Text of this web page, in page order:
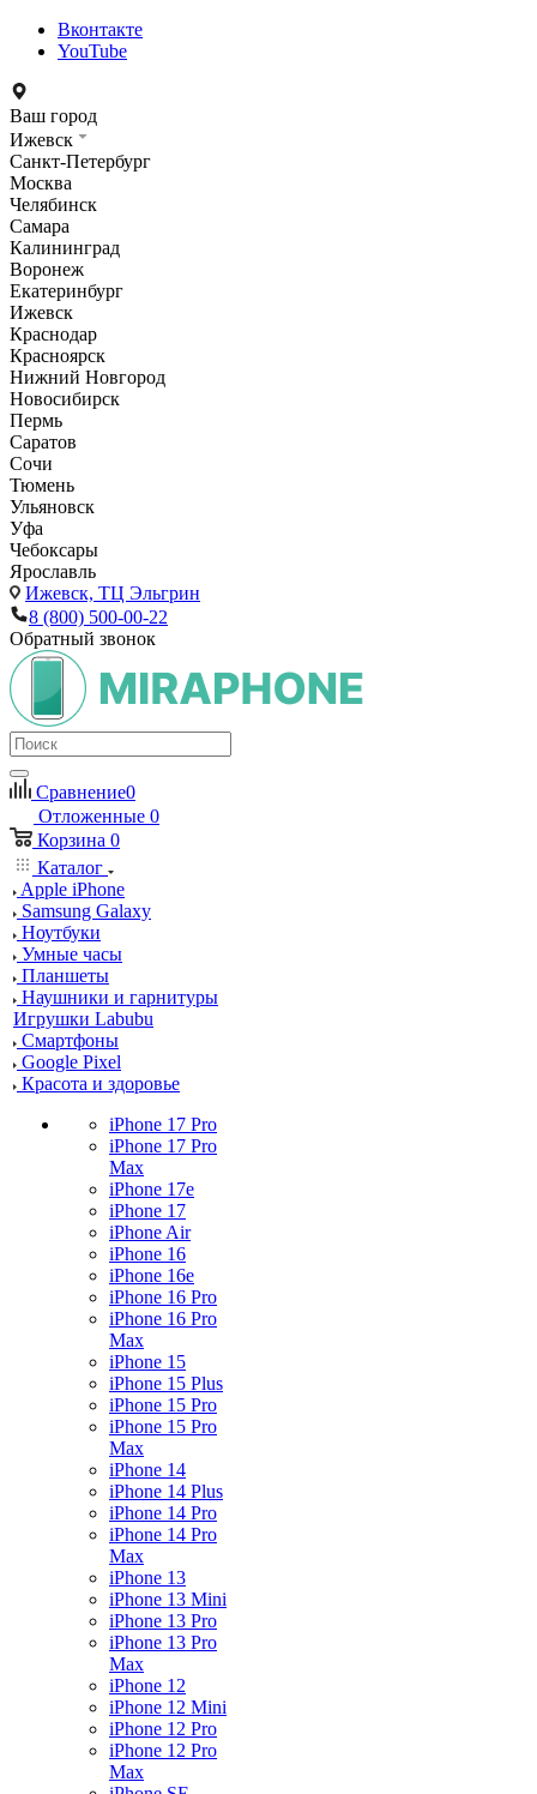
Вконтакте
YouTube
Ваш город
Ижевск
Санкт-Петербург
Москва
Челябинск
Самара
Калининград
Воронеж
Екатеринбург
Ижевск
Краснодар
Красноярск
Нижний Новгород
Новосибирск
Пермь
Саратов
Сочи
Тюмень
Ульяновск
Уфа
Чебоксары
Ярославль
Ижевск, ТЦ Эльгрин
8 (800) 500-00-22
Обратный звонок
Сравнение0
Отложенные 0
Корзина 0
Каталог
Apple iPhone
Samsung Galaxy
Ноутбуки
Умные часы
Планшеты
Наушники и гарнитуры
Игрушки Labubu
Смартфоны
Google Pixel
Красота и здоровье
iPhone 17 Pro
iPhone 17 Pro
Max
iPhone 17e
iPhone 17
iPhone Air
iPhone 16
iPhone 16e
iPhone 16 Pro
iPhone 16 Pro
Max
iPhone 15
iPhone 15 Plus
iPhone 15 Pro
iPhone 15 Pro
Max
iPhone 14
iPhone 14 Plus
iPhone 14 Pro
iPhone 14 Pro
Max
iPhone 13
iPhone 13 Mini
iPhone 13 Pro
iPhone 13 Pro
Max
iPhone 12
iPhone 12 Mini
iPhone 12 Pro
iPhone 12 Pro
Max